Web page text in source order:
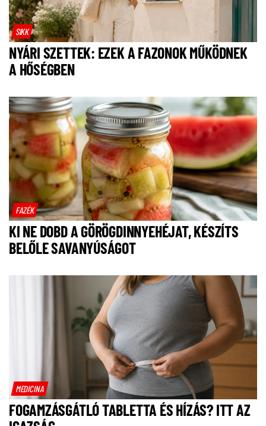
SIKK
NYÁRI SZETTEK: EZEK A FAZONOK MŰKÖDNEK
A HŐSÉGBEN
FAZÉK
KI NE DOBD A GÖRÖGDINNYEHÉJAT, KÉSZÍTS
BELŐLE SAVANYÚSÁGOT
MEDICINA
FOGAMZÁSGÁTLÓ TABLETTA ÉS HÍZÁS? ITT AZ